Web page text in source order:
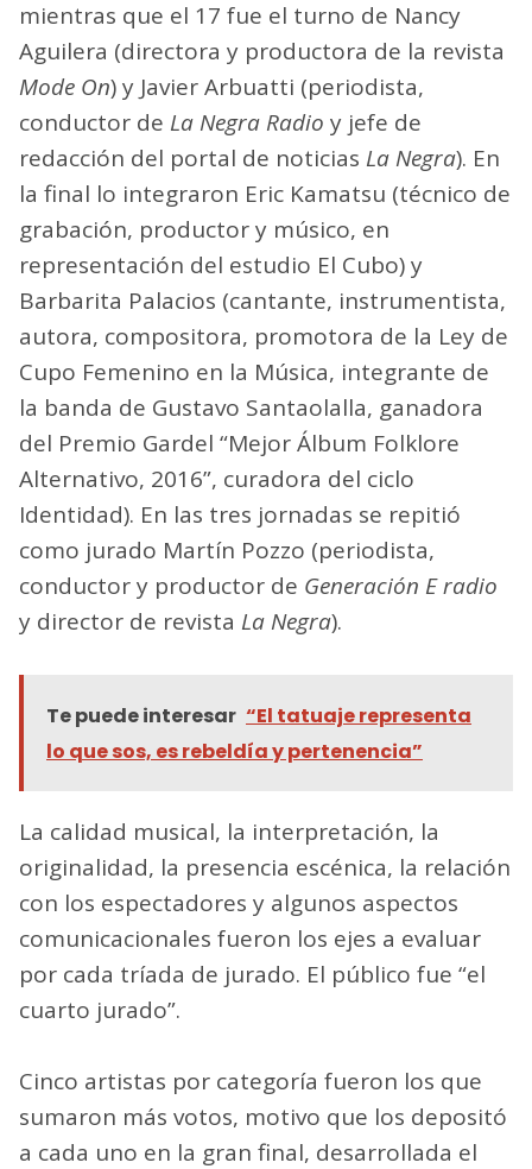
mientras que el 17 fue el turno de Nancy
Aguilera (directora y productora de la revista
Mode On) y Javier Arbuatti (periodista,
conductor de La Negra Radio y jefe de
redacción del portal de noticias La Negra). En
la final lo integraron Eric Kamatsu (técnico de
grabación, productor y músico, en
representación del estudio El Cubo) y
Barbarita Palacios (cantante, instrumentista,
autora, compositora, promotora de la Ley de
Cupo Femenino en la Música, integrante de
la banda de Gustavo Santaolalla, ganadora
del Premio Gardel “Mejor Álbum Folklore
Alternativo, 2016”, curadora del ciclo
Identidad). En las tres jornadas se repitió
como jurado Martín Pozzo (periodista,
conductor y productor de Generación E radio
y director de revista La Negra).
Te puede interesar “El tatuaje representa
lo que sos, es rebeldía y pertenencia”
La calidad musical, la interpretación, la
originalidad, la presencia escénica, la relación
con los espectadores y algunos aspectos
comunicacionales fueron los ejes a evaluar
por cada tríada de jurado. El público fue “el
cuarto jurado”.
Cinco artistas por categoría fueron los que
sumaron más votos, motivo que los depositó
a cada uno en la gran final, desarrollada el